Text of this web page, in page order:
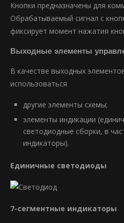
Кнопки предназначены для
Обрабатываемый сигнал с
фиксирует момент нажатия
Выходные элементы
В качестве выходных
использоваться
другие элементы схемы;
элементы индикации
светодиодные сборки, в
индикаторы).
Единичные светодиоды
7-сегментные индикаторы